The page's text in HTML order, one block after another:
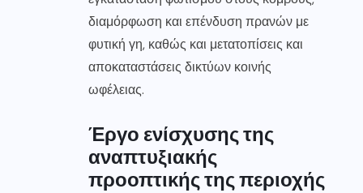
διαμόρφωση και επένδυση πρανών με
φυτική γη, καθώς και μετατοπίσεις και
αποκαταστάσεις δικτύων κοινής
ωφέλειας.
Έργο ενίσχυσης της
αναπτυξιακής
προοπτικής της περιοχής